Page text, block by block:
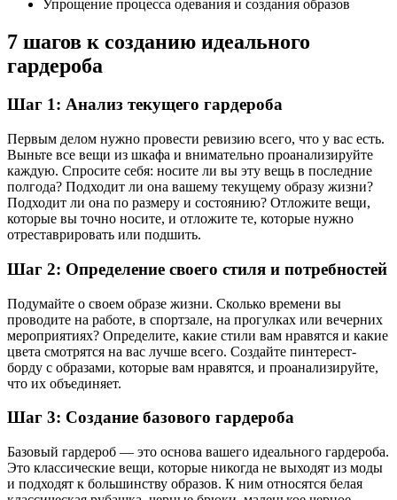
Упрощение процесса одевания и создания образов
7 шагов к созданию идеального
гардероба
Шаг 1: Анализ текущего гардероба
Первым делом нужно провести ревизию всего, что у вас есть.
Выньте все вещи из шкафа и внимательно проанализируйте
каждую. Спросите себя: носите ли вы эту вещь в последние
полгода? Подходит ли она вашему текущему образу жизни?
Подходит ли она по размеру и состоянию? Отложите вещи,
которые вы точно носите, и отложите те, которые нужно
отреставрировать или подшить.
Шаг 2: Определение своего стиля и потребностей
Подумайте о своем образе жизни. Сколько времени вы
проводите на работе, в спортзале, на прогулках или вечерних
мероприятиях? Определите, какие стили вам нравятся и какие
цвета смотрятся на вас лучше всего. Создайте пинтерест-
борду с образами, которые вам нравятся, и проанализируйте,
что их объединяет.
Шаг 3: Создание базового гардероба
Базовый гардероб — это основа вашего идеального гардероба.
Это классические вещи, которые никогда не выходят из моды
и подходят к большинству образов. К ним относятся белая